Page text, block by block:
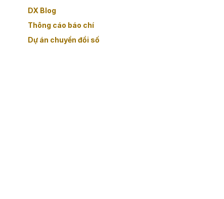
DX Blog
Thông cáo báo chí
Dự án chuyển đổi số